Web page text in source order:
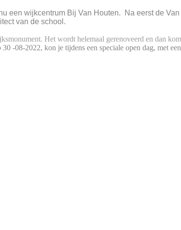
een wijkcentrum Bij Van Houten. Na eerst de
van de school.
Het wordt helemaal gerenoveerd en dan
-08-2022, kon je tijdens een speciale open dag, met